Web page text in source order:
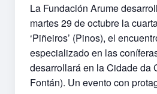
La Fundación Arume
martes 29 de octubre la
‘Piñeiros’ (Pinos), el
especializado en las
desarrollará en la Cidade da
Fontán). Un evento con